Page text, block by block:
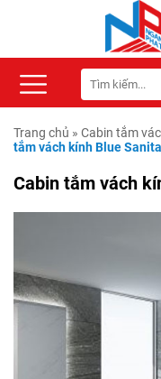
Trang chủ » Cabin tắm
tắm vách kính Blue
Cabin tắm vách